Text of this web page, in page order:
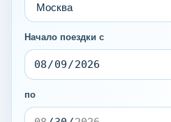
Начало поездки с
по